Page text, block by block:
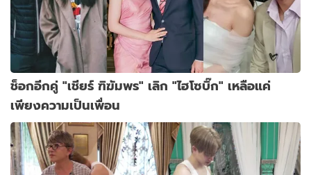
ช็อกอีกคู่ "เชียร์ ฑิฆัมพร" เลิก "ไฮโซบิ๊ก" เหลือแค่
เพียงความเป็นเพื่อน